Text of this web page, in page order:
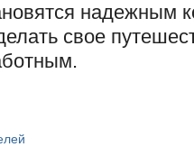
надежным
свое